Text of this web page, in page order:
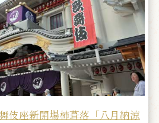
伎座新開場柿葺落「八月納涼